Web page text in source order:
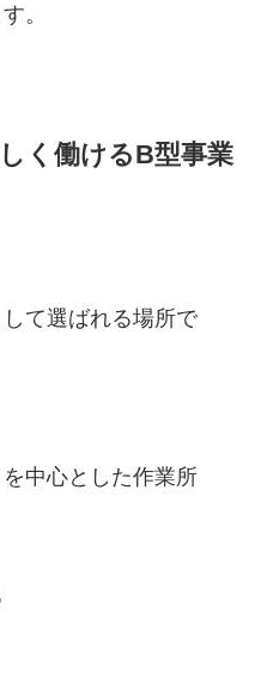
。
く働けるB型事業
して選ばれる場所で
中心とした作業所